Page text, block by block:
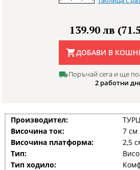
139.90 лв
ДОБАВИ В
Поръчай сега и ще
2 работни
Производител:
Височина ток:
7 см
Височина платформа:
2,5
Тип:
Тип ходило: